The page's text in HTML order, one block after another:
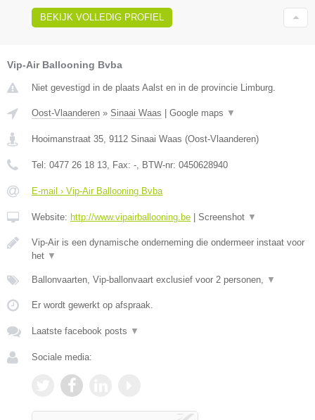
BEKIJK VOLLEDIG PROFIEL
Vip-Air Ballooning Bvba
Niet gevestigd in de plaats Aalst en in de provincie Limburg.
Oost-Vlaanderen » Sinaai Waas | Google maps ▼
Hooimanstraat 35 9112 Sinaai Waas (Oost-Vlaanderen)
Tel: 0477 26 18 13 , Fax: - , BTW-nr: 0450628940
E-mail › Vip-Air Ballooning Bvba
Website: http://www.vipairballooning.be | Screenshot ▼
Vip-Air is een dynamische onderneming die ondermeer instaat voor
het ▼
Ballonvaarten, Vip-ballonvaart exclusief voor 2 personen, ▼
Er wordt gewerkt op afspraak.
Laatste facebook posts ▼
Sociale media: